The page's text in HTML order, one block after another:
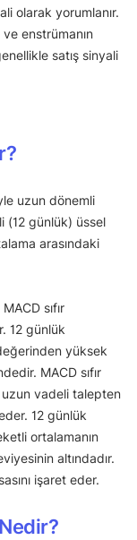
olarak yorumlanır.
enstrümanın
satış sinyali
uzun dönemli
(12 günlük) üssel
arasındaki
sıfır
12 günlük
yüksek
MACD sıfır
vadeli talepten
12 günlük
ortalamanın
altındadır.
işaret eder.